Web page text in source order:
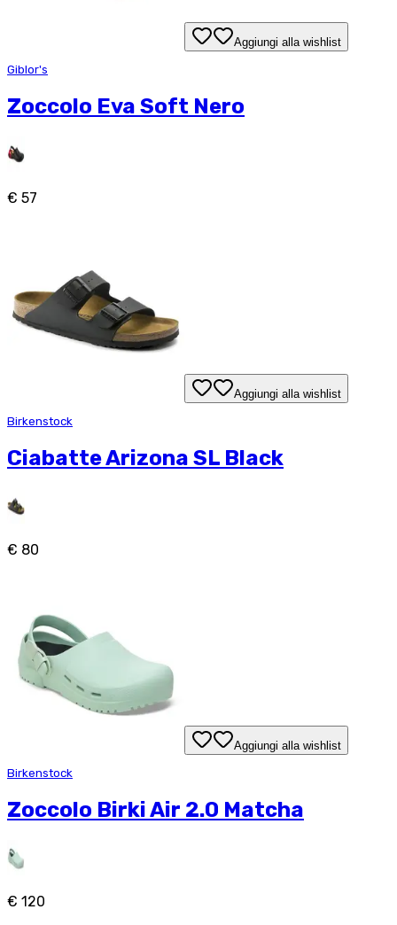
Aggiungi alla wishlist
Giblor's
Zoccolo Eva Soft Nero
€ 57
Aggiungi alla wishlist
Birkenstock
Ciabatte Arizona SL Black
€ 80
Aggiungi alla wishlist
Birkenstock
Zoccolo Birki Air 2.0 Matcha
€ 120